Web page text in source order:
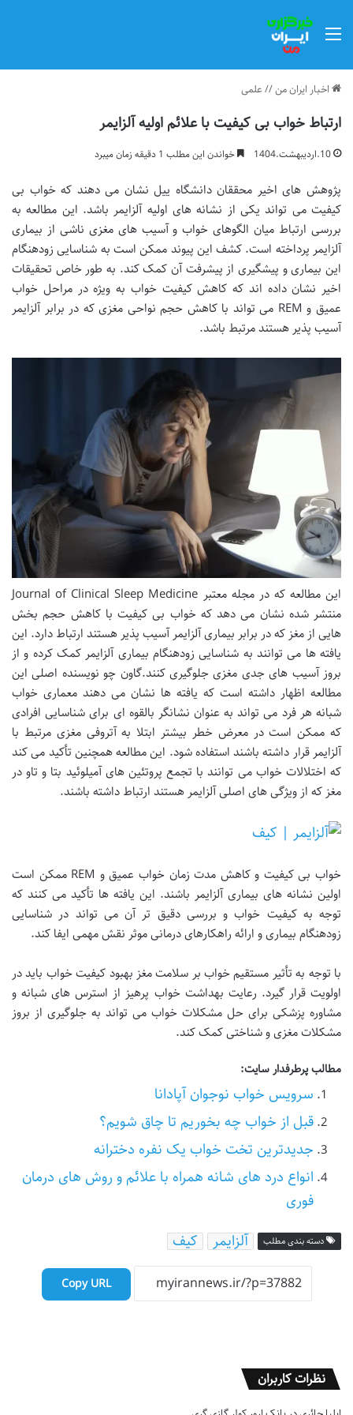
اخبار ایران من// علمی
ارتباط خواب بی کیفیت با علائم اولیه آلزایمر
10.اردیبهشت.1404 خواندن این مطلب 1 دقیقه زمان میبرد
پژوهش های اخیر محققان دانشگاه ییل نشان می دهند که خواب بی
کیفیت می تواند یکی از نشانه های اولیه آلزایمر باشد. این مطالعه به
بررسی ارتباط میان الگوهای خواب و آسیب های مغزی ناشی از بیماری
آلزایمر پرداخته است. کشف این پیوند ممکن است به شناسایی زودهنگام
این بیماری و پیشگیری از پیشرفت آن کمک کند. به طور خاص تحقیقات
اخیر نشان داده اند که کاهش کیفیت خواب به ویژه در مراحل خواب
عمیق و REM می تواند با کاهش حجم نواحی مغزی که در برابر آلزایمر
آسیب پذیر هستند مرتبط باشد.
این مطالعه که در مجله معتبر Journal of Clinical Sleep Medicine
منتشر شده نشان می دهد که خواب بی کیفیت با کاهش حجم بخش
هایی از مغز که در برابر بیماری آلزایمر آسیب پذیر هستند ارتباط دارد. این
یافته ها می توانند به شناسایی زودهنگام بیماری آلزایمر کمک کرده و از
بروز آسیب های جدی مغزی جلوگیری کنند.گاون چو نویسنده اصلی این
مطالعه اظهار داشته است که یافته ها نشان می دهند معماری خواب
شبانه هر فرد می تواند به عنوان نشانگر بالقوه ای برای شناسایی افرادی
که ممکن است در معرض خطر بیشتر ابتلا به آتروفی مغزی مرتبط با
آلزایمر قرار داشته باشند استفاده شود. این مطالعه همچنین تأکید می کند
که اختلالات خواب می توانند با تجمع پروتئین های آمیلوئید بتا و تاو در
مغز که از ویژگی های اصلی آلزایمر هستند ارتباط داشته باشند.
خواب بی کیفیت و کاهش مدت زمان خواب عمیق و REM ممکن است
اولین نشانه های بیماری آلزایمر باشند. این یافته ها تأکید می کنند که
توجه به کیفیت خواب و بررسی دقیق تر آن می تواند در شناسایی
زودهنگام بیماری و ارائه راهکارهای درمانی موثر نقش مهمی ایفا کند.
با توجه به تأثیر مستقیم خواب بر سلامت مغز بهبود کیفیت خواب باید در
اولویت قرار گیرد. رعایت بهداشت خواب پرهیز از استرس های شبانه و
مشاوره پزشکی برای حل مشکلات خواب می تواند به جلوگیری از بروز
مشکلات مغزی و شناختی کمک کند.
مطالب پرطرفدار سایت:
سرویس خواب نوجوان آپادانا
قبل از خواب چه بخوریم تا چاق شویم؟
جدیدترین تخت خواب یک نفره دخترانه
انواع درد های شانه همراه با علائم و روش های درمان
فوری
دسته بندی مطلب آلزایمر کیف
Copy URL
نظرات کاربران